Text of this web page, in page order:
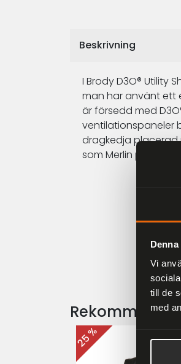
Vi
till de
med
Beskrivning
I Brody D3O® Utility
man har använt ett
är försedd med
ventilationspaneler
dragkedja placerad
som Merlin präglade
25 %